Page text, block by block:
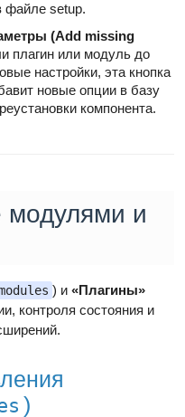
файле setup.
(Add missing
плагин или модуль до
настройки, эта кнопка
новые опции в базу
компонента.
модулями и
) и «Плагины»
контроля состояния и
)